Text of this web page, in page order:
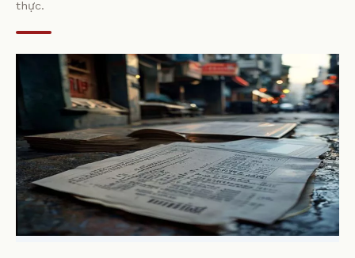
thực.